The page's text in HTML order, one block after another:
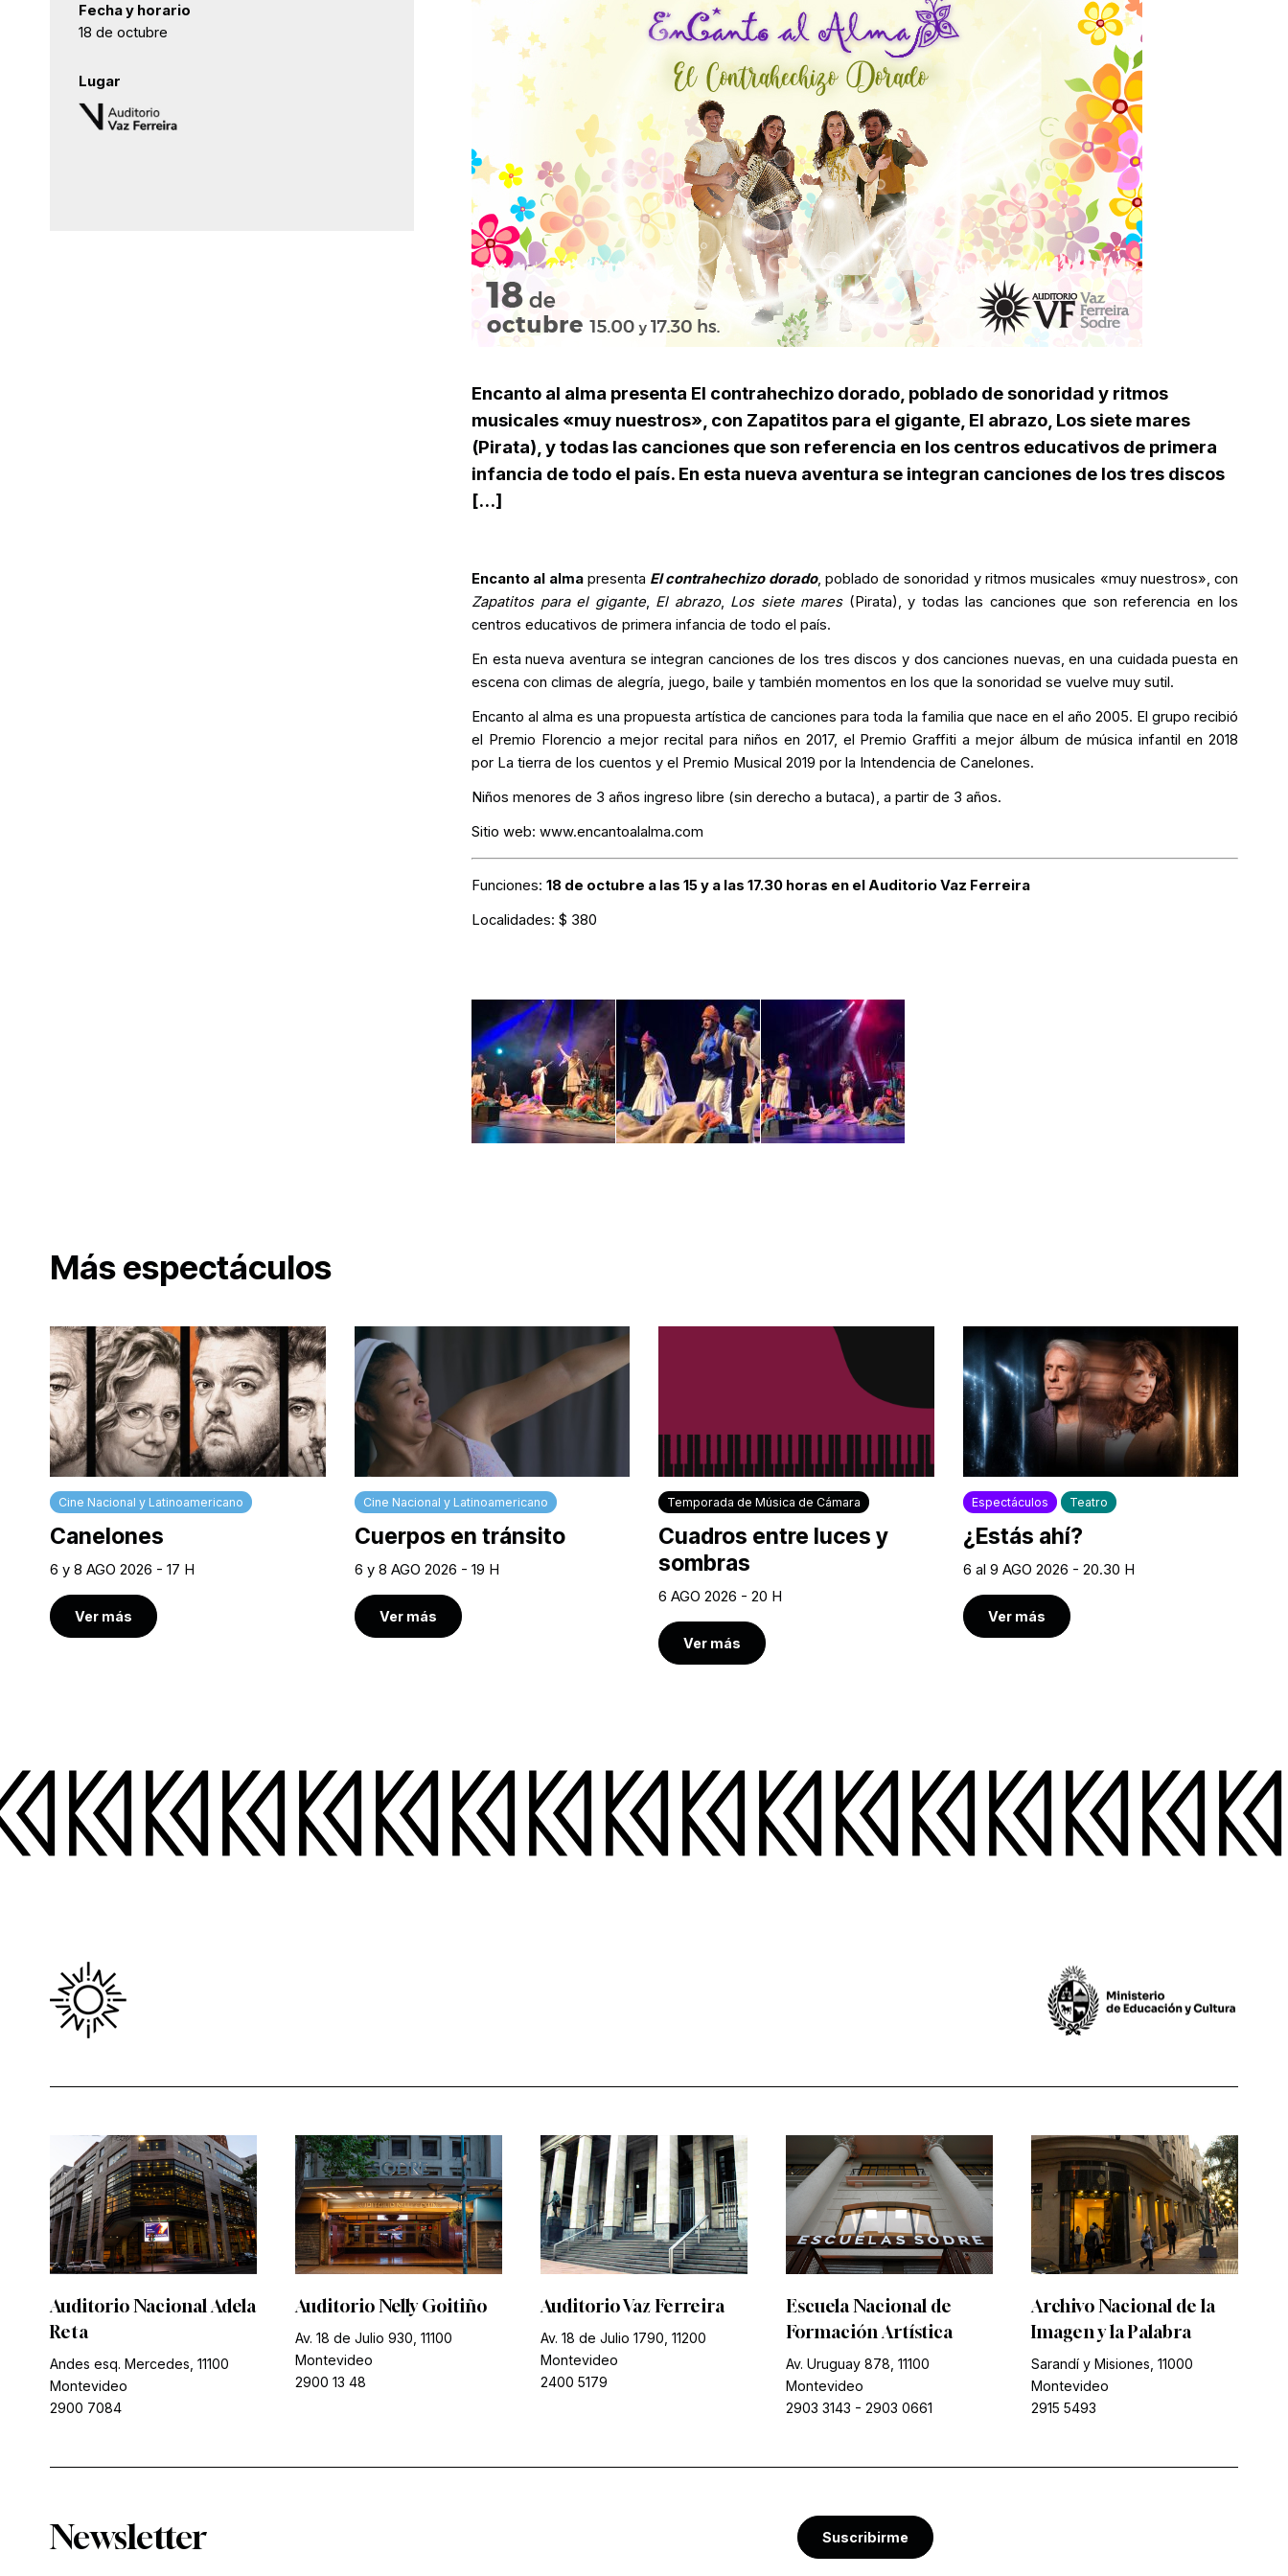
Encanto al alma presenta El contrahechizo dorado, poblado de sonoridad y ritmos
musicales «muy nuestros», con Zapatitos para el gigante, El abrazo, Los siete mares
(Pirata), y todas las canciones que son referencia en los centros educativos de primera
infancia de todo el país. En esta nueva aventura se integran canciones de los tres discos
[...]
Encanto al almapresenta El contrahechizo dorado, poblado de sonoridad y ritmos musicales «muy nuestros», con
Zapatitos para el gigante, El abrazo, Los siete mares(Pirata), y todas las canciones que son referencia en los
centros educativos de primera infancia de todo el país.
En esta nueva aventura se integran canciones de los tres discos y dos canciones nuevas, en una cuidada puesta en
escena con climas de alegría, juego, baile y también momentos en los que la sonoridad se vuelve muy sutil.
Encanto al alma es una propuesta artística de canciones para toda la familia que nace en el año 2005. El grupo recibió
el Premio Florencio a mejor recital para niños en 2017, el Premio Graffiti a mejor álbum de música infantil en 2018
por La tierra de los cuentos y el Premio Musical 2019 por la Intendencia de Canelones.
Niños menores de 3 años ingreso libre (sin derecho a butaca), a partir de 3 años.
Sitio web: www.encantoalalma.com
Funciones: 18 de octubre a las 15 y a las 17.30 horas en el Auditorio Vaz Ferreira
Localidades: $ 380
Fecha y horario
18 de octubre
Lugar
Más espectáculos
Cine Nacional y Latinoamericano
Canelones
6 y 8 AGO 2026 - 17 H
Ver más
Cine Nacional y Latinoamericano
Cuerpos en tránsito
6 y 8 AGO 2026 - 19 H
Ver más
Temporada de Música de Cámara
Cuadros entre luces y
sombras
6 AGO 2026 - 20 H
Ver más
Espectáculos Teatro
¿Estás ahí?
6 al 9 AGO 2026 - 20.30 H
Ver más
Auditorio Nacional Adela
Reta
Andes esq. Mercedes, 11100
Montevideo
2900 7084
Auditorio Nelly Goitiño
Av. 18 de Julio 930, 11100
Montevideo
2900 13 48
Auditorio Vaz Ferreira
Av. 18 de Julio 1790, 11200
Montevideo
2400 5179
Escuela Nacional de
Formación Artística
Av. Uruguay 878, 11100
Montevideo
2903 3143 - 2903 0661
Archivo Nacional de la
Imagen y la Palabra
Sarandí y Misiones, 11000
Montevideo
2915 5493
Newsletter Suscribirme